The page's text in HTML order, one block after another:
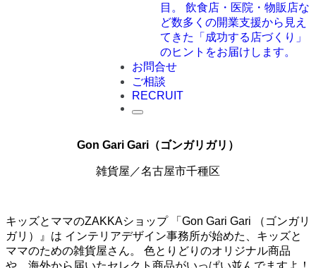
目。 飲食店・医院・物販店な
ど数多くの開業支援から見え
てきた「成功する店づくり」
のヒントをお届けします。
お問合せ
ご相談
RECRUIT
Gon Gari Gari（ゴンガリガリ）
雑貨屋／名古屋市千種区
キッズとママのZAKKAショップ 「Gon Gari Gari （ゴンガリ
ガリ）』は インテリアデザイン事務所が始めた、キッズと
ママのための雑貨屋さん。 色とりどりのオリジナル商品
や、海外から届いたセレクト商品がいっぱい並んでますよ！